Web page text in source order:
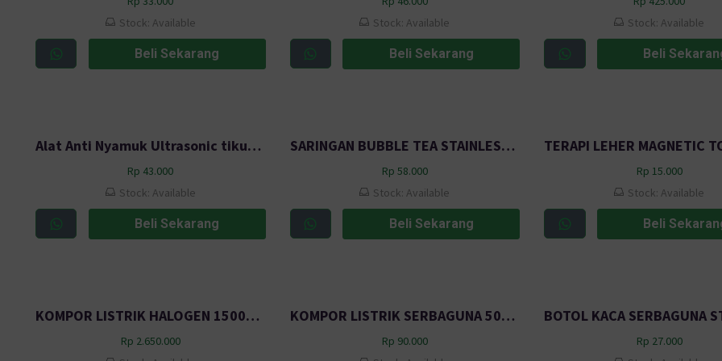
Stock: Available
Beli Sekarang
Stock: Available
Beli Sekarang
Stock: Available
Beli
Alat Anti Nyamuk Ultrasonic tikus, nyamuk, lalat dan seranga BARU
Rp 43.000
Stock: Available
Beli Sekarang
SARINGAN BUBBLE TEA STAINLESS TEBAL MULTIFUNGSI 7.5 CM BP1
Rp 58.000
Stock: Available
Beli Sekarang
Rp 15.000
Stock: Available
Beli
KOMPOR LISTRIK HALOGEN 1500W UNTUK SYPHON 2 HEAD GPI321
Rp 2.650.000
KOMPOR LISTRIK SERBAGUNA 500W WY038 BLACK
Rp 90.000
Rp 27.000